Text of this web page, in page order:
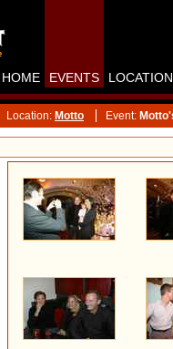
HOME EVENTS
Location: Motto Event: